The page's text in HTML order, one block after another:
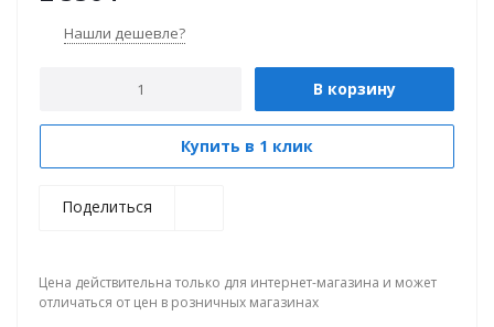
Нашли дешевле?
В корзину
Купить в 1 клик
Поделиться
Цена действительна только для интернет-магазина и может
отличаться от цен в розничных магазинах